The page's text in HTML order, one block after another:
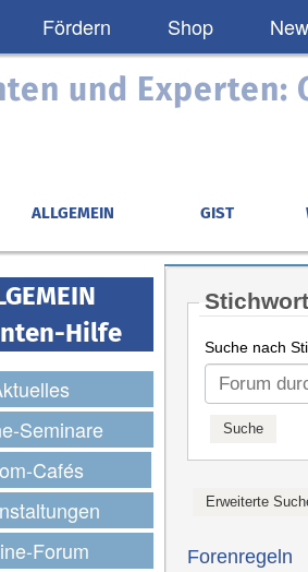
Fördern Shop
und Experten:
ALLGEMEIN GIST
Hilfe
Seminare
Cafés
Forum
Stichwort
Suche nach
Forenregeln